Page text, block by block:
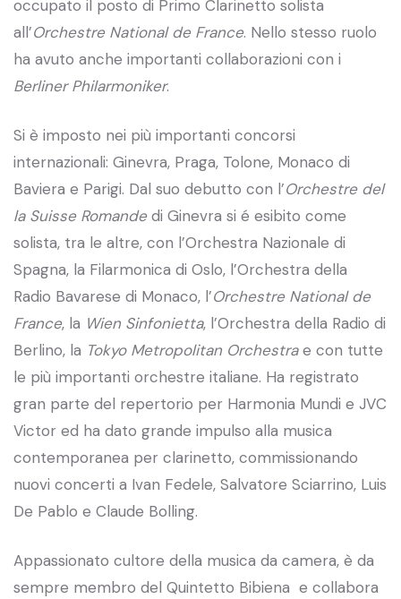
occupato il posto di Primo Clarinetto solista
all’Orchestre National de France. Nello stesso ruolo
ha avuto anche importanti collaborazioni con i
Berliner Philarmoniker.
Si è imposto nei più importanti concorsi
internazionali: Ginevra, Praga, Tolone, Monaco di
Baviera e Parigi. Dal suo debutto con l’Orchestre del
la Suisse Romandedi Ginevra si é esibito come
solista, tra le altre, con l’Orchestra Nazionale di
Spagna, la Filarmonica di Oslo, l’Orchestra della
Radio Bavarese di Monaco, l’Orchestre National de
France, la Wien Sinfonietta, l’Orchestra della Radio di
Berlino, la Tokyo Metropolitan Orchestrae con tutte
le più importanti orchestre italiane. Ha registrato
gran parte del repertorio per Harmonia Mundi e JVC
Victor ed ha dato grande impulso alla musica
contemporanea per clarinetto, commissionando
nuovi concerti a Ivan Fedele, Salvatore Sciarrino, Luis
De Pablo e Claude Bolling.
Appassionato cultore della musica da camera, è da
sempre membro del Quintetto Bibiena e collabora